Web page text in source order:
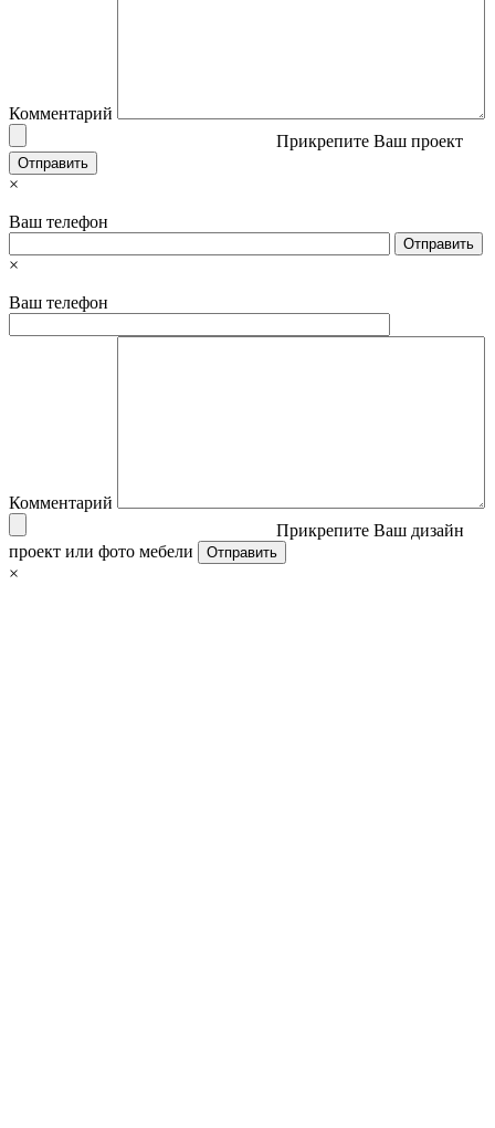
Комментарий
Прикрепите Ваш проект
×
Ваш телефон
×
Ваш телефон
Комментарий
Прикрепите Ваш дизайн
проект или фото мебели
×